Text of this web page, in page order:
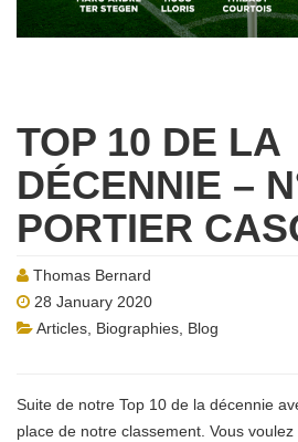
TOP 10 DE LA
DÉCENNIE –
PORTIER
Thomas Bernard
28 January 2020
Articles Biographies Blog
Suite de notre Top 10 de la décennie
place de notre classement. Vous